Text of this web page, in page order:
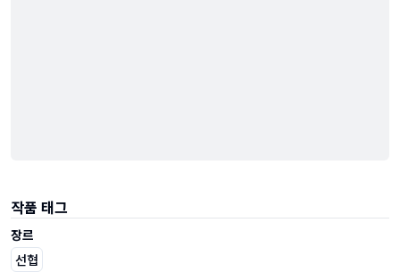
작품 태그
장르
선협